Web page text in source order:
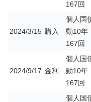
167回
2024/3/15 購入
個人
動10
167回
2024/9/17 金利
個人
動10
167回
個人